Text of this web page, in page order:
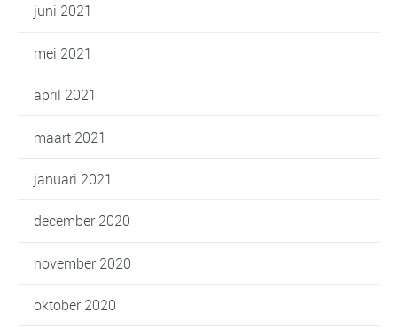
juni 2021
mei 2021
april 2021
maart 2021
januari 2021
december 2020
november 2020
oktober 2020